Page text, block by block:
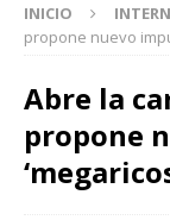
INICIO
propone nuevo
Abre la
propone